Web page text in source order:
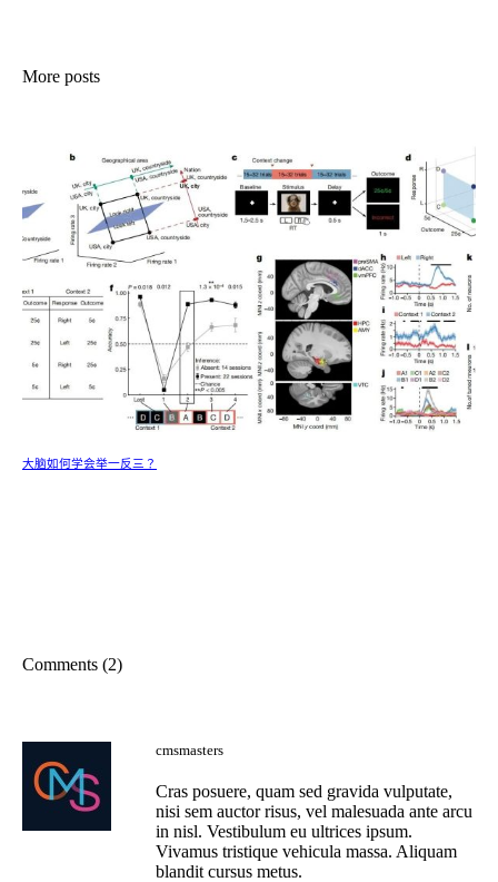
More posts
大脑如何学会举一反三？
Comments (2)
cmsmasters
Cras posuere, quam sed gravida vulputate,
nisi sem auctor risus, vel malesuada ante arcu
in nisl. Vestibulum eu ultrices ipsum.
Vivamus tristique vehicula massa. Aliquam
blandit cursus metus.